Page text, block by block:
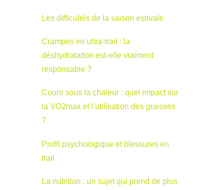
Les difficultés de la saison estivale
Crampes en ultra-trail : la
déshydratation est-elle vraiment
responsable ?
Courir sous la chaleur : quel impact sur
la VO2max et l’utilisation des graisses
?
Profil psychologique et blessures en
trail
La nutrition : un sujet qui prend de plus